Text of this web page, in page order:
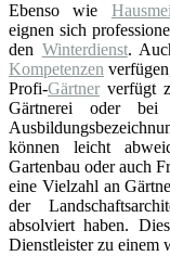
Ebenso wie
eignen sich
den Winterdienst.
Kompetenzen
Profi-Gärtner verfügt
Gärtnerei oder bei
können leicht
Gartenbau oder auch
eine Vielzahl an
der
absolviert haben.
Dienstleister zu einem